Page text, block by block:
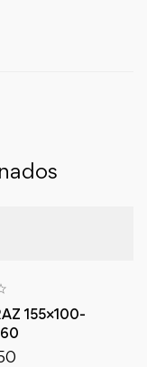
155×100-